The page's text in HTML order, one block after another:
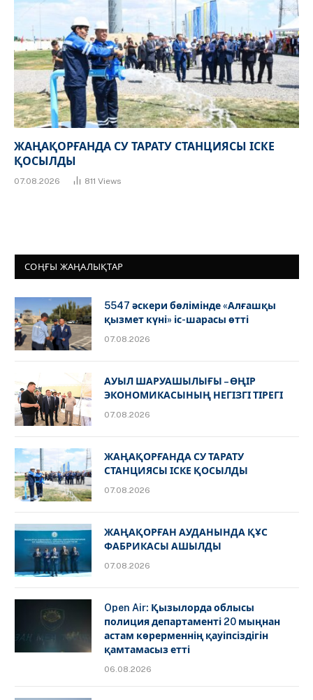
ЖАҢАҚОРҒАНДА СУ ТАРАТУ СТАНЦИЯСЫ ІСКЕ
ҚОСЫЛДЫ
07.08.2026 811 Views
СОҢҒЫ ЖАҢАЛЫҚТАР
5547 әскери бөлімінде «Алғашқы
қызмет күні» іс-шарасы өтті
07.08.2026
АУЫЛ ШАРУАШЫЛЫҒЫ – ӨҢІР
ЭКОНОМИКАСЫНЫҢ НЕГІЗГІ ТІРЕГІ
07.08.2026
ЖАҢАҚОРҒАНДА СУ ТАРАТУ
СТАНЦИЯСЫ ІСКЕ ҚОСЫЛДЫ
07.08.2026
ЖАҢАҚОРҒАН АУДАНЫНДА ҚҰС
ФАБРИКАСЫ АШЫЛДЫ
07.08.2026
Open Air: Қызылорда облысы
полиция департаменті 20 мыңнан
астам көрерменнің қауіпсіздігін
қамтамасыз етті
06.08.2026